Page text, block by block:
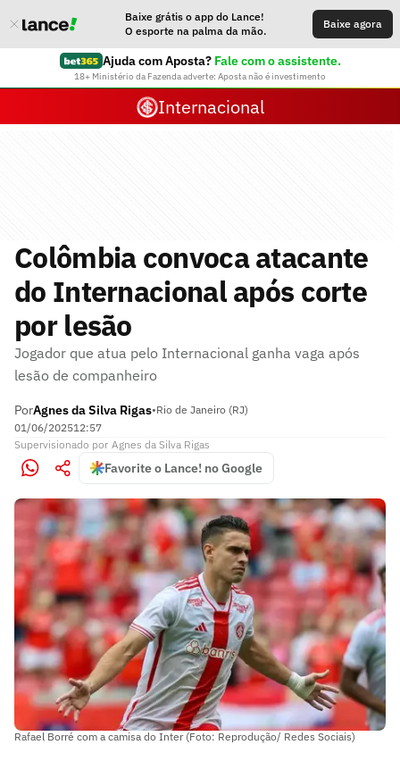
Baixe grátis o app do Lance!
O esporte na palma da mão.
Baixe agora
Ajuda com Aposta? Fale com o assistente.
18+ Ministério da Fazenda adverte: Aposta não é investimento
Internacional
Colômbia convoca atacante
do Internacional após corte
por lesão
Jogador que atua pelo Internacional ganha vaga após
lesão de companheiro
PorAgnes da Silva Rigas•Rio de Janeiro (RJ)
01/06/202512:57
Supervisionado por Agnes da Silva Rigas
Favorite o Lance! no Google
Rafael Borré com a camisa do Inter (Foto: Reprodução/ Redes Sociais)